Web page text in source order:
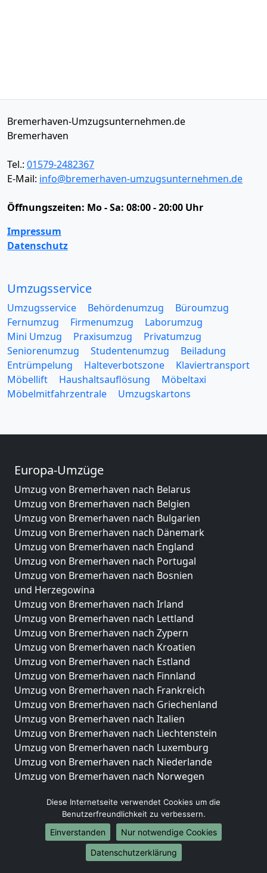
Bremerhaven-Umzugsunternehmen.de
Bremerhaven
Tel.: 01579-2482367
E-Mail: info@bremerhaven-umzugsunternehmen.de
Öffnungszeiten: Mo - Sa: 08:00 - 20:00 Uhr
Impressum
Datenschutz
Umzugsservice
Umzugsservice Behördenumzug
Büroumzug
Fernumzug
Firmenumzug
Laborumzug
Mini Umzug
Praxisumzug
Privatumzug
Seniorenumzug
Studentenumzug
Beiladung
Entrümpelung
Halteverbotszone
Klaviertransport
Möbellift
Haushaltsauflösung
Möbeltaxi
Möbelmitfahrzentrale
Umzugskartons
Europa-Umzüge
Umzug von Bremerhaven nach Belarus
Umzug von Bremerhaven nach Belgien
Umzug von Bremerhaven nach Bulgarien
Umzug von Bremerhaven nach Dänemark
Umzug von Bremerhaven nach England
Umzug von Bremerhaven nach Portugal
Umzug von Bremerhaven nach Bosnien
und Herzegowina
Umzug von Bremerhaven nach Irland
Umzug von Bremerhaven nach Lettland
Umzug von Bremerhaven nach Zypern
Umzug von Bremerhaven nach Kroatien
Umzug von Bremerhaven nach Estland
Umzug von Bremerhaven nach Finnland
Umzug von Bremerhaven nach Frankreich
Umzug von Bremerhaven nach Griechenland
Umzug von Bremerhaven nach Italien
Umzug von Bremerhaven nach Liechtenstein
Umzug von Bremerhaven nach Luxemburg
Umzug von Bremerhaven nach Niederlande
Umzug von Bremerhaven nach Norwegen
Umzüge-Deutschlandweit
Umzug von Bremerhaven nach Berlin
Umzug von Bremerhaven nach Hamburg
Umzug von Bremerhaven nach München
Umzug von Bremerhaven nach Köln
Diese Internetseite verwendet Cookies um die
Benutzerfreundlichkeit zu verbessern.
Einverstanden
Nur notwendige Cookies
Datenschutzerklärung